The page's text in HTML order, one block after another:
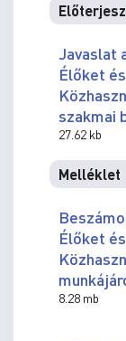
Javaslat
Élőket
szakmai
27.62 kb
Melléklet
Élőket
8.28 mb